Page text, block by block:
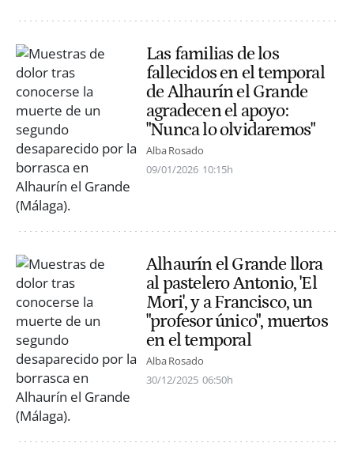
Las familias de los
fallecidos en el temporal
de Alhaurín el Grande
agradecen el apoyo:
"Nunca lo olvidaremos"
Alba Rosado
09/01/2026 10:15h
Alhaurín el Grande llora
al pastelero Antonio, 'El
Mori', y a Francisco, un
"profesor único", muertos
en el temporal
Alba Rosado
30/12/2025 06:50h